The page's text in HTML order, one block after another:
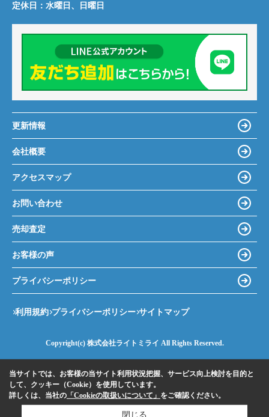
定休日： 水曜日、日曜日
更新情報
会社概要
アクセスマップ
お問い合わせ
売却査定
お客様の声
プライバシーポリシー
利用規約 プライバシーポリシー サイトマップ
Copyright(c) 株式会社ライトミライ All Rights Reserved.
当サイトでは、お客様の当サイト利用状況把握、サービス向上検討を目的と
して、クッキー（Cookie）を使用しています。
詳しくは、当社の 「Cookieの取扱いについて」 をご確認ください。
閉じる